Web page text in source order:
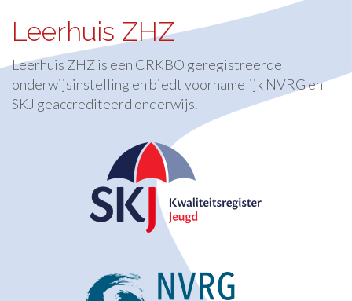
Leerhuis ZHZ
Leerhuis ZHZ is een CRKBO geregistreerde
onderwijsinstelling en biedt voornamelijk NVRG en
SKJ geaccrediteerd onderwijs.